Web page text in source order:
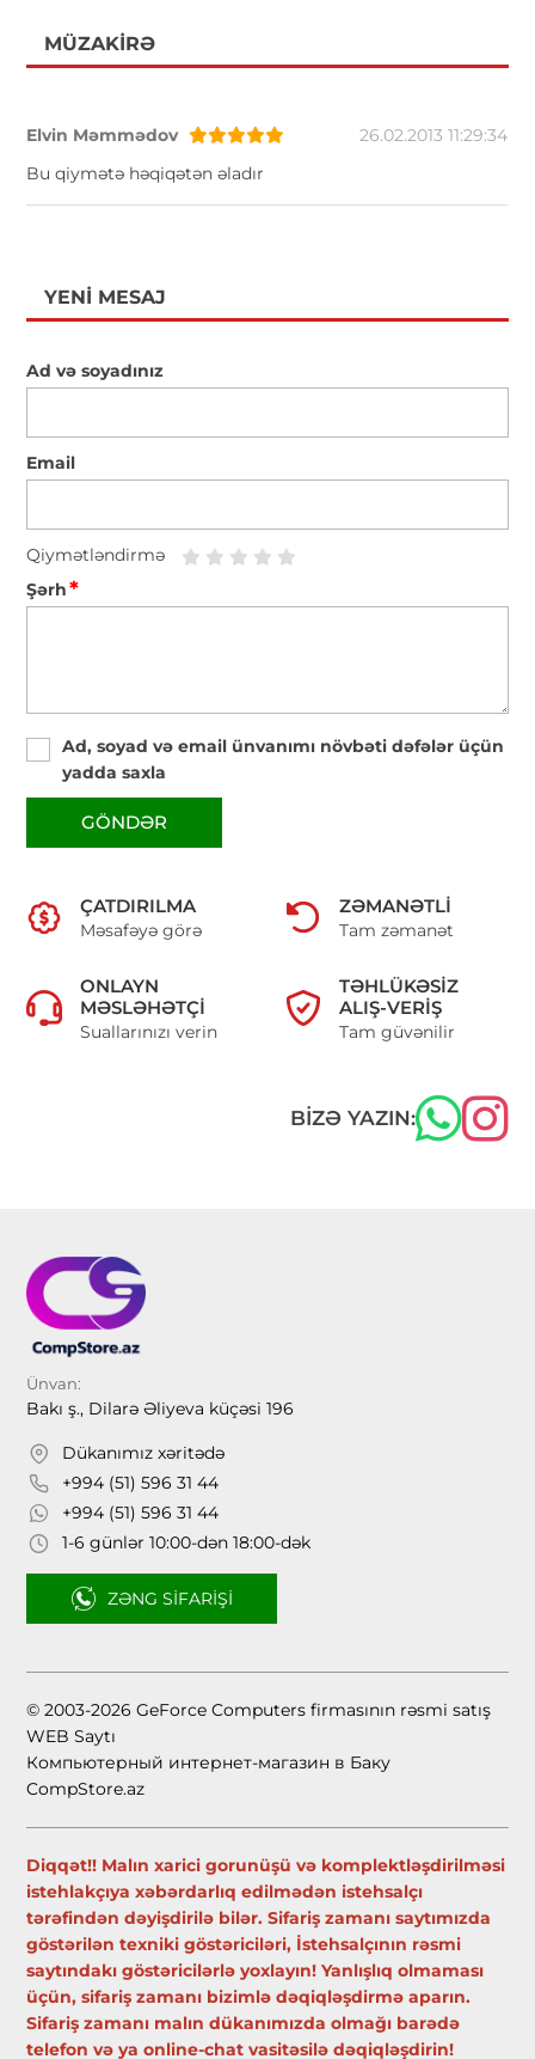
MÜZAKIRƏ
Elvin Məmmədov
26.02.2013 11:29:34
Bu qiymətə həqiqətən əladır
YENI MESAJ
Ad və soyadınız
Email
Qiymətləndirmə
Şərh*
Ad, soyad və email ünvanımı növbəti dəfələr üçün
yadda saxla
GÖNDƏR
ÇATDIRILMA
Məsafəyə görə
ZƏMANƏTLI
Tam zəmanət
ONLAYN
MƏSLƏHƏTÇI
Suallarınızı verin
TƏHLÜKƏSIZ
ALIŞ-VERIŞ
Tam güvənilir
BIZƏ YAZIN:
Ünvan:
Bakı ş., Dilarə Əliyeva küçəsi 196
Dükanımız xəritədə
+994 (51) 596 31 44
+994 (51) 596 31 44
1-6 günlər 10:00-dən 18:00-dək
ZƏNG SIFARIŞI
© 2003-2026 GeForce Computers firmasının rəsmi satış
WEB Saytı
Компьютерный интернет-магазин в Баку
CompStore.az
Diqqət!! Malın xarici gorunüşü və komplektləşdirilməsi
istehlakçıya xəbərdarlıq edilmədən istehsalçı
tərəfindən dəyişdirilə bilər. Sifariş zamanı saytımızda
göstərilən texniki göstəriciləri, İstehsalçının rəsmi
saytındakı göstəricilərlə yoxlayın! Yanlışlıq olmaması
üçün, sifariş zamanı bizimlə dəqiqləşdirmə aparın.
Sifariş zamanı malın dükanımızda olmağı barədə
telefon və ya online-chat vasitəsilə dəqiqləşdirin!